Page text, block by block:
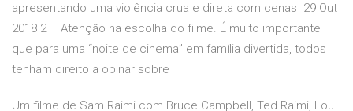
apresentando uma violência crua e direta com cenas 29 Out
2018 2 – Atenção na escolha do filme. É muito importante
que para uma “noite de cinema” em família divertida, todos
tenham direito a opinar sobre
Um filme de Sam Raimi com Bruce Campbell, Ted Raimi, Lou